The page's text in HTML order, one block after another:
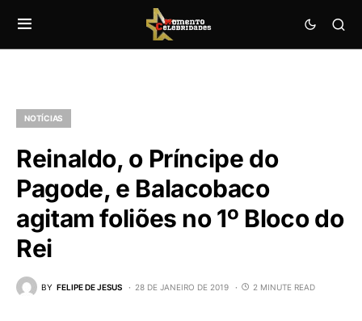
NOTÍCIAS
Reinaldo, o Príncipe do
Pagode, e Balacobaco
agitam foliões no 1º Bloco do
Rei
BY FELIPE DE JESUS 28 DE JANEIRO DE 2019 2 MINUTE READ